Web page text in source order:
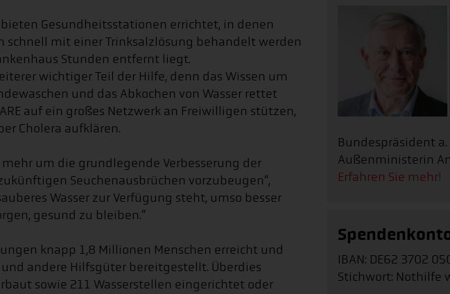
Gesundheitsstationen errichtet, in denen
schnell mit einer Trinksalzlösung behandelt werden
Stunden entfernt liegt.
wichtiger Teil der Hilfe, denn das Wissen um
und das Abkochen von Wasser rettet
auf ein großes Netzwerk an Freiwilligen stützen,
Cholera aufklären.
mehr um die grundlegende Verbesserung der
Seuchenausbrüchen vorzubeugen“,
Wasser zur Verfügung steht, umso besser
gesund zu bleiben.“
knapp 1,8 Millionen Menschen erreicht und
andere Hilfsgüter bereitgestellt. Überdies
sowie 211 Wasserstellen eingerichtet oder
Bundespräsident a.
Außenministerin
Erfahren Sie mehr!
IBAN: DE62 3702
Stichwort: Nothilfe